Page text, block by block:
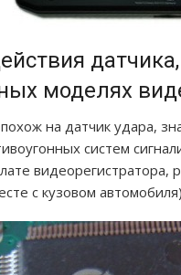
датчика,
моделях
на датчик удара,
систем
видеорегистратора,
с кузовом